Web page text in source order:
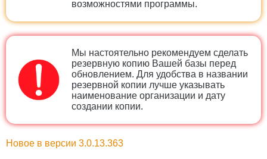
возможностями программы.
Мы настоятельно рекомендуем сделать
резервную копию Вашей базы перед
обновлением. Для удобства в названии
резервной копии лучше указывать
наименование организации и дату
создании копии.
Новое в версии 3.0.13.363